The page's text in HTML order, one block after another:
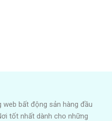
web bất động sản hàng đầu
tốt nhất dành cho những